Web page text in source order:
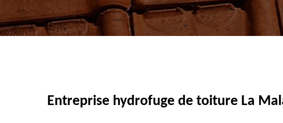
Entreprise hydrofuge de toiture La